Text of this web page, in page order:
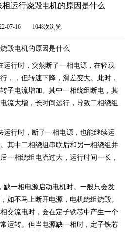
运行烧毁电机的原因是什么
07-16 1048次浏览
毁电机的原因是什么
行时，突然断了一相电源，在轻载
，，但转速下降，滑差变大。此时，
子电流增加。其中一相绕组断电，其
流大增，长时间运行，导致二相绕组
行时，断了一相电源，也能继续运
其中二相绕组串联后和另一相绕组并
一相绕组电流过大，运行时间一长，
一相电源启动电机时。一般只会发
如不马上断开电源，电机绕组烧毁。
交流电时，会在定子铁芯中产生一个
运转。但当电源缺一相时，定子铁芯